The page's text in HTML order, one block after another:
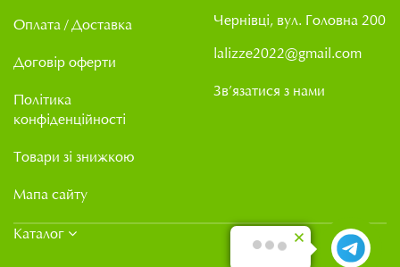
Оплата / Доставка
Договір оферти
Політика
конфіденційності
Товари зі знижкою
Мапа сайту
Чернівці, вул. Головна 200
lalizze2022@gmail.com
Зв’язатися з нами
Каталог